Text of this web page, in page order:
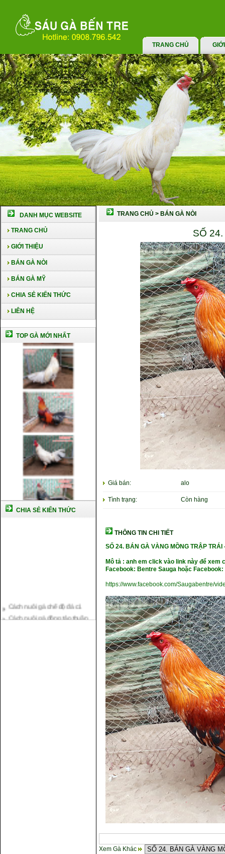
TRANG CHỦ
DANH MỤC WEBSITE
TRANG CHỦ
GIỚI THIỆU
BÁN GÀ NÒI
BÁN GÀ MỸ
CHIA SẺ KIẾN THỨC
LIÊN HỆ
TOP GÀ MỚI NHẤT
CHIA SẺ KIẾN THỨC
Cách nuôi gà đông tảo thuần
chủng
TRANG CHỦ > BÁN GÀ NÒI
SỐ
Giá bán: alo
Tình trạng: Còn hàng
THÔNG TIN CHI TIẾT
SỐ 24. BÁN GÀ VÀNG MỒNG TRẬP TRÁI
Mô tả : anh em click vào link này để
Facebook: Bentre Sauga hoặc Facebook:
https://www.facebook.com/Saugabentre/
Xem Gà Khác